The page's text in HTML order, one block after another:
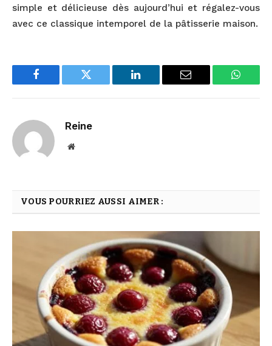
simple et délicieuse dès aujourd’hui et régalez-vous
avec ce classique intemporel de la pâtisserie maison.
Facebook Twitter LinkedIn Email
Reine
Website
VOUS POURRIEZ AUSSI AIMER :